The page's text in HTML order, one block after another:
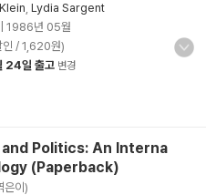
Lydia Sargent
1986년 05월
/ 1,620원)
24일 출고 변경
Politics: An Interna
(Paperback)
은이)